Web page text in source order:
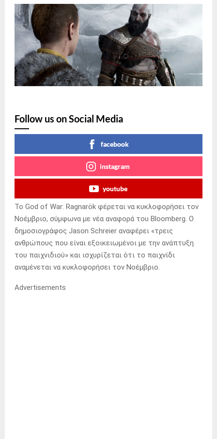
Follow us on Social Media
facebook
instagram
youtube
Το God of War: Ragnarök φέρεται να κυκλοφορήσει τον
Νοέμβριο, σύμφωνα με νέα αναφορά του Bloomberg. Ο
δημοσιογράφος Jason Schreier αναφέρει «τρεις
ανθρώπους που είναι εξοικειωμένοι με την ανάπτυξη
του παιχνιδιού» και ισχυρίζεται ότι το παιχνίδι
αναμένεται να κυκλοφορήσει τον Νοέμβριο.
Advertisements